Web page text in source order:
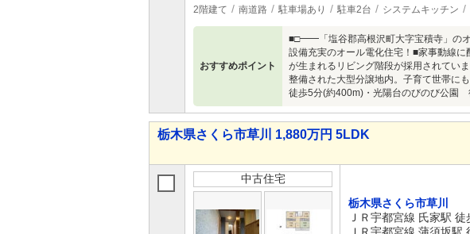
2階建て 南道路 駐車場あり 駐車2台 システムキッチン
おすすめポイント
■□━━「塩谷郡高根沢町大字宝積寺」の
設備充実のオール電化住宅！■家事動線
が生まれるリビング階段が採用されてい
整備された大型分譲地内。子育て世帯に
徒歩5分(約400m)・光陽台のびのび公園
栃木県さくら市草川 1,880万円 5LDK
中古住宅
栃木県さくら市草川
ＪＲ宇都宮線 氏家駅